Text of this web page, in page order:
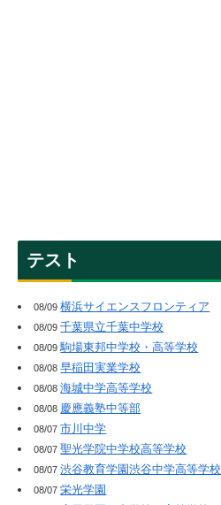
テスト
08/09横浜サイエンスフロンティア
08/09千葉県立千葉中学校
08/09駒場東邦中学校・高等学校
08/08早稲田実業学校
08/08海城中学高等学校
08/08 慶應義塾中等部
08/07市川中学
08/07聖光学院中学校高等学校
08/07渋谷教育学園渋谷中学高等学校
08/07栄光学園